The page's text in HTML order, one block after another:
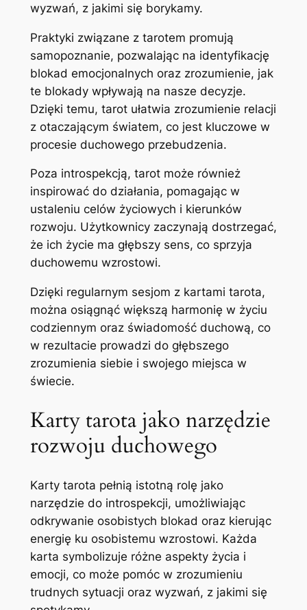
wyzwań, z jakimi się borykamy.
Praktyki związane z tarotem promują
samopoznanie, pozwalając na identyfikację
blokad emocjonalnych oraz zrozumienie, jak
te blokady wpływają na nasze decyzje.
Dzięki temu, tarot ułatwia zrozumienie relacji
z otaczającym światem, co jest kluczowe w
procesie duchowego przebudzenia.
Poza introspekcją, tarot może również
inspirować do działania, pomagając w
ustaleniu celów życiowych i kierunków
rozwoju. Użytkownicy zaczynają dostrzegać,
że ich życie ma głębszy sens, co sprzyja
duchowemu wzrostowi.
Dzięki regularnym sesjom z kartami tarota,
można osiągnąć większą harmonię w życiu
codziennym oraz świadomość duchową, co
w rezultacie prowadzi do głębszego
zrozumienia siebie i swojego miejsca w
świecie.
Karty tarota jako narzędzie
rozwoju duchowego
Karty tarota pełnią istotną rolę jako
narzędzie do introspekcji, umożliwiając
odkrywanie osobistych blokad oraz kierując
energię ku osobistemu wzrostowi. Każda
karta symbolizuje różne aspekty życia i
emocji, co może pomóc w zrozumieniu
trudnych sytuacji oraz wyzwań, z jakimi się